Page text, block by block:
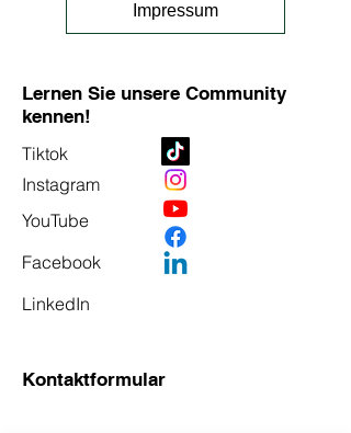
Impressum
Lernen Sie unsere Community
kennen!
Tiktok
Instagram
YouTube
Facebook
LinkedIn
Kontaktformular